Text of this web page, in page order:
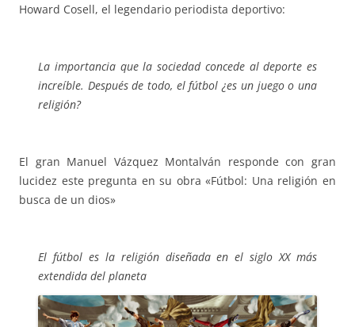
Howard Cosell, el legendario periodista deportivo:
La importancia que la sociedad concede al deporte es
increíble. Después de todo, el fútbol ¿es un juego o una
religión?
El gran Manuel Vázquez Montalván responde con gran
lucidez este pregunta en su obra «Fútbol: Una religión en
busca de un dios»
El fútbol es la religión diseñada en el siglo XX más
extendida del planeta